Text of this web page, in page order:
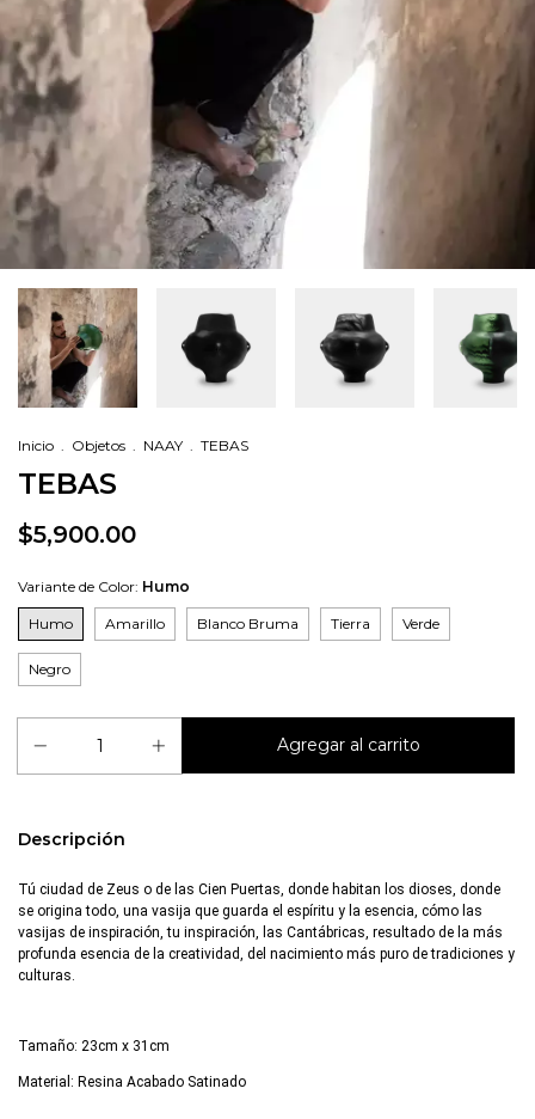
Inicio . Objetos . NAAY . TEBAS
TEBAS
$5,900.00
Variante de Color: Humo
Humo Amarillo Blanco Bruma Tierra Verde
Negro
Descripción
Tú ciudad de Zeus o de las Cien Puertas, donde habitan los dioses, donde
se origina todo, una vasija que guarda el espíritu y la esencia, cómo las
vasijas de inspiración, tu inspiración, las Cantábricas, resultado de la más
profunda esencia de la creatividad, del nacimiento más puro de tradiciones y
culturas.
Tamaño: 23cm x 31cm
Material: Resina Acabado Satinado